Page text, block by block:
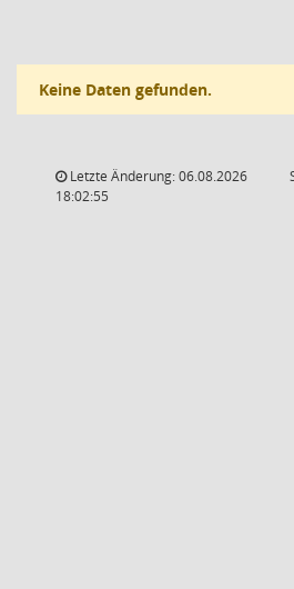
Keine Daten gefunden.
Letzte Änderung: 06.08.2026
18:02:55